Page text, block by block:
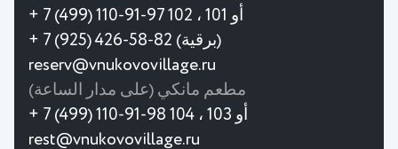
+ 7 (499) 110-91-97 أو 101 ، 102
+ 7 (925) 426-58-82 (برقية)
reserv@vnukovovillage.ru
مطعم مانكي (على مدار الساعة)
+ 7 (499) 110-91-98 أو 103 ، 104
rest@vnukovovillage.ru